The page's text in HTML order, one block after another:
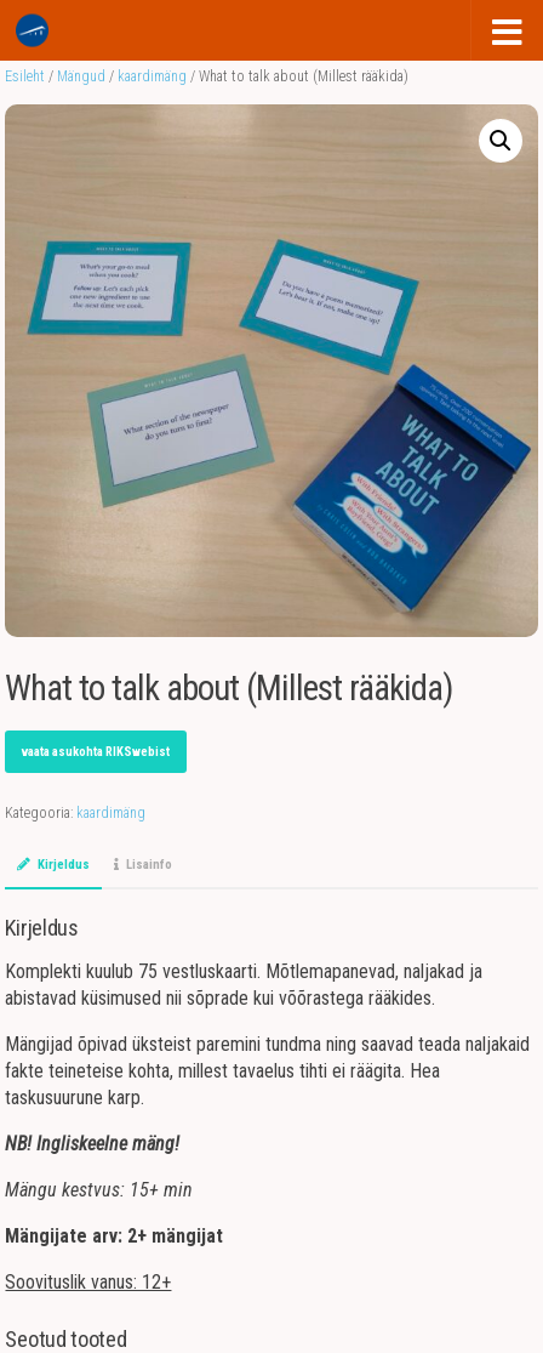
Esileht / Mängud / kaardimäng / What to talk about (Millest rääkida)
What to talk about (Millest rääkida)
vaata asukohta RIKSwebist
Kategooria: kaardimäng
Kirjeldus Lisainfo
Kirjeldus
Komplekti kuulub 75 vestluskaarti. Mõtlemapanevad, naljakad ja
abistavad küsimused nii sõprade kui võõrastega rääkides.
Mängijad õpivad üksteist paremini tundma ning saavad teada naljakaid
fakte teineteise kohta, millest tavaelus tihti ei räägita. Hea
taskusuurune karp.
NB! Ingliskeelne mäng!
Mängu kestvus: 15+ min
Mängijate arv: 2+ mängijat
Soovituslik vanus: 12+
Seotud tooted